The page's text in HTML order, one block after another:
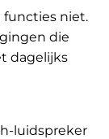
functies niet.
die
dagelijks
luidspreker